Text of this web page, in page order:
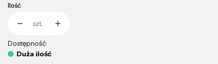
Ilość
szt.
Dostępność:
Duża ilość